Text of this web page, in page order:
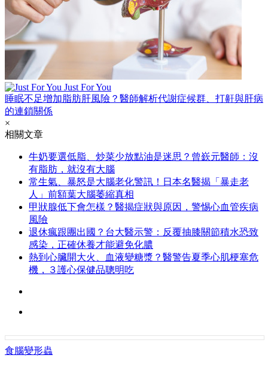
Just For You
睡眠不足增加脂肪肝風險？醫師解析代謝症候群、打鼾與肝病
的連鎖關係
×
相關文章
牛奶要選低脂、炒菜少放點油是迷思？曾嶔元醫師：沒
有脂肪，就沒有大腦
常生氣、暴怒是大腦老化警訊！日本名醫揭「暴走老
人」前額葉大腦萎縮真相
甲狀腺低下會怎樣？醫揭症狀與原因，警惕心血管疾病
風險
退休瘋跟團出國？台大醫示警：反覆抽膝關節積水恐致
感染，正確休養才能避免化膿
熱到心臟開大火、血液變糖漿？醫警告夏季心肌梗塞危
機，３護心保健品聰明吃
食腦變形蟲